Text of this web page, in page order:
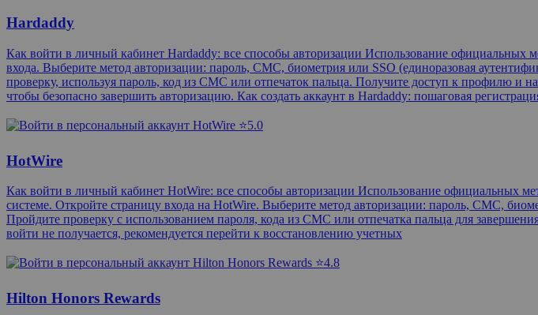
Hardaddy
Как войти в личный кабинет Hardaddy: все способы авторизации Использование
входа. Выберите метод авторизации: пароль, СМС, биометрия или SSO (единоразовая
проверку, используя пароль, код из СМС или отпечаток пальца. Получите доступ к профилю и
чтобы безопасно завершить авторизацию. Как создать аккаунт в Hardaddy: пошаговая
⭐5.0
HotWire
Как войти в личный кабинет HotWire: все способы авторизации Использование официальных
системе. Откройте страницу входа на HotWire. Выберите метод авторизации: пароль, СМС,
Пройдите проверку с использованием пароля, кода из СМС или отпечатка пальца для
войти не получается, рекомендуется перейти к восстановлению учетных
⭐4.8
Hilton Honors Rewards